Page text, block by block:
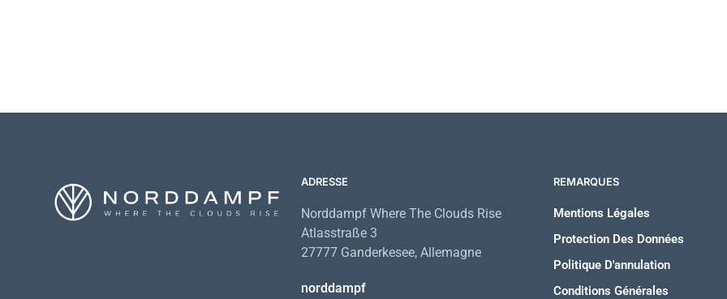
ADRESSE
Norddampf Where The Clouds Rise
Atlasstraße 3
27777 Ganderkesee, Allemagne
norddampf
REMARQUES
Mentions Légales
Protection Des Données
Politique D'annulation
Conditions Générales